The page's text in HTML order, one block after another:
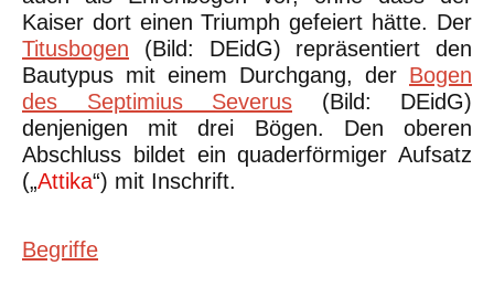
Kaiser dort einen Triumph gefeiert hätte. Der
Titusbogen (Bild: DEidG) repräsentiert den
Bautypus mit einem Durchgang, der Bogen
des Septimius Severus (Bild: DEidG)
denjenigen mit drei Bögen. Den oberen
Abschluss bildet ein quaderförmiger Aufsatz
(„Attika“) mit Inschrift.
Begriffe